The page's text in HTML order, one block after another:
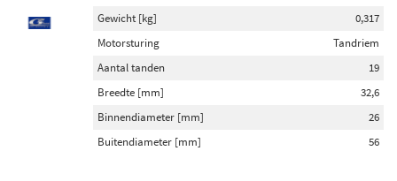
Gewicht [kg]
0,317
Motorsturing
Tandriem
Aantal tanden
19
Breedte [mm]
32,6
Binnendiameter [mm]
26
Buitendiameter [mm]
56